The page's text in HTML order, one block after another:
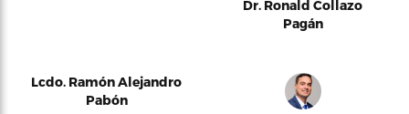
Dr. Ronald Collazo
Pagán
Lcdo. Ramón Alejandro
Pabón